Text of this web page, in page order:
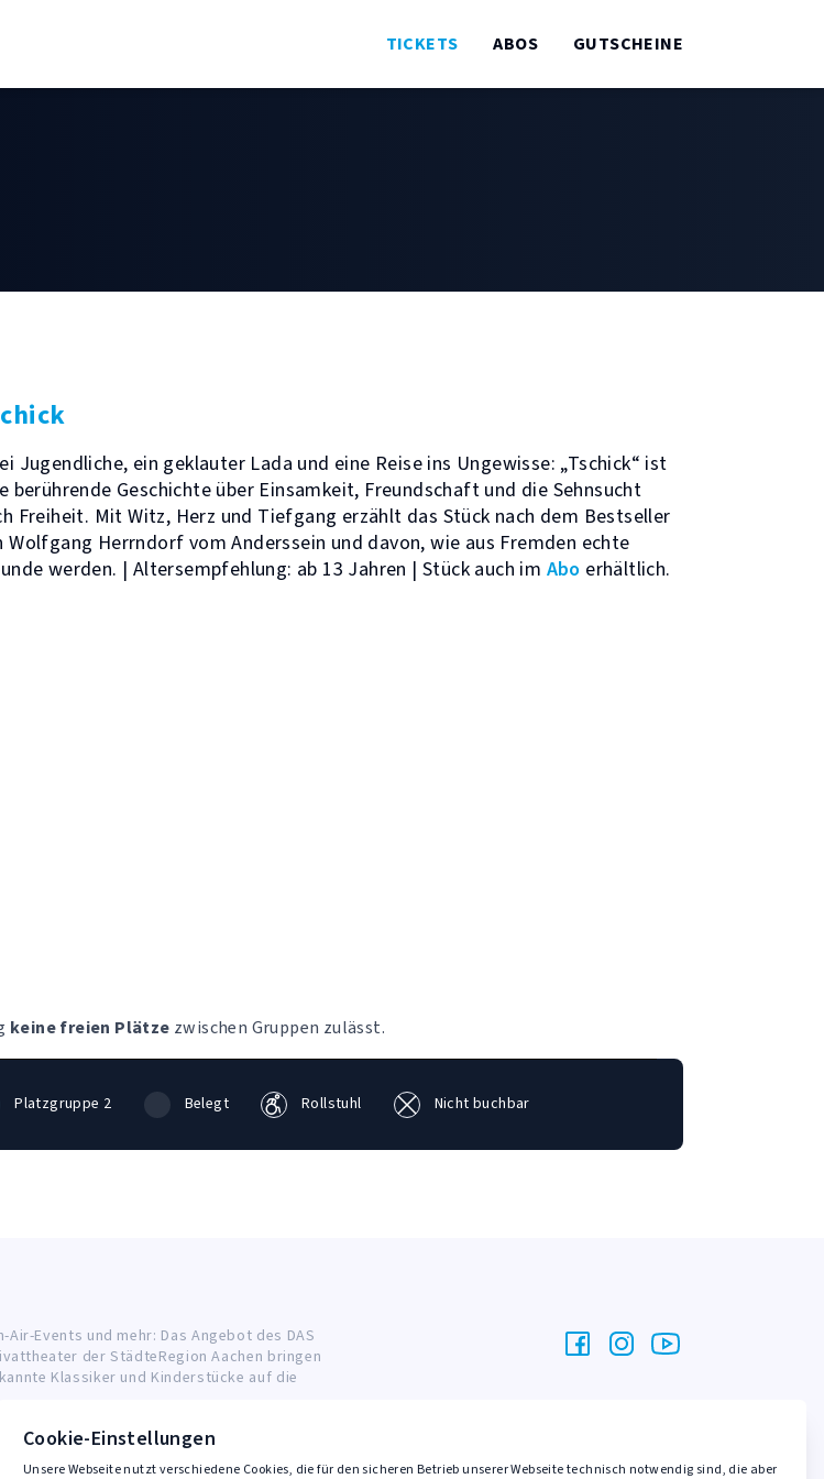
TICKETS ABOS GUTSCHEINE
Jugendliche, ein geklauter Lada und eine Reise ins Ungewisse: „Tschick“ ist
berührende Geschichte über Einsamkeit, Freundschaft und die Sehnsucht
Freiheit. Mit Witz, Herz und Tiefgang erzählt das Stück nach dem Bestseller
Wolfgang Herrndorf vom Anderssein und davon, wie aus Fremden echte
werden. | Altersempfehlung: ab 13 Jahren | Stück auch im Abo erhältlich.
keine freien Plätze zwischen Gruppen zulässt.
Platzgruppe 2 Belegt Rollstuhl Nicht buchbar
Events und mehr: Das Angebot des DAS
der StädteRegion Aachen bringen
Klassiker und Kinderstücke auf die
Cookie-Einstellungen
Unsere Webseite nutzt verschiedene Cookies, die für den sicheren Betrieb unserer Webseite technisch notwendig sind, die aber